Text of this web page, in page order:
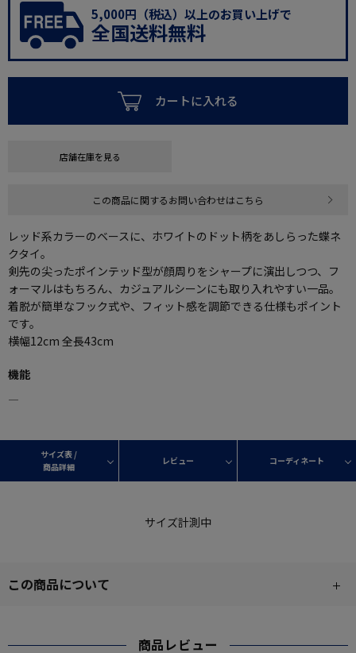
5,000円（税込）以上のお買い上げで
全国送料無料
カートに入れる
店舗在庫を見る
この商品に関するお問い合わせはこちら
レッド系カラーのベースに、ホワイトのドット柄をあしらった蝶ネ
クタイ。
剣先の尖ったポインテッド型が顔周りをシャープに演出しつつ、フ
ォーマルはもちろん、カジュアルシーンにも取り入れやすい一品。
着脱が簡単なフック式や、フィット感を調節できる仕様もポイント
です。
横幅12cm 全長43cm
機能
―
サイズ表 /
商品詳細
レビュー コーディネート
サイズ計測中
この商品について
商品レビュー